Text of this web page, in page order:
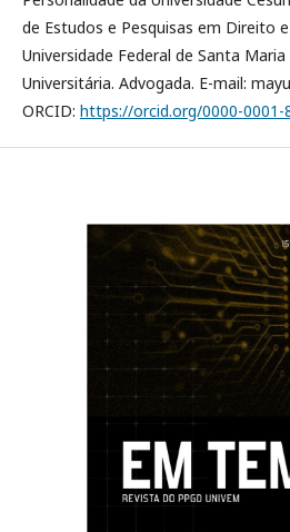
de Estudos e Pesquisas em Direito
Universidade Federal de Santa
Universitária. Advogada. E-mail:
ORCID: https://orcid.org/0000-0001-